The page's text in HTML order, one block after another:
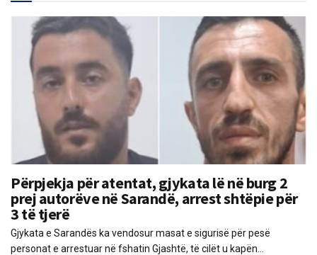
Përpjekja për atentat, gjykata lë në burg 2
prej autorëve në Sarandë, arrest shtëpie për
3 të tjerë
Gjykata e Sarandës ka vendosur masat e sigurisë për pesë
personat e arrestuar në fshatin Gjashtë, të cilët u kapën...